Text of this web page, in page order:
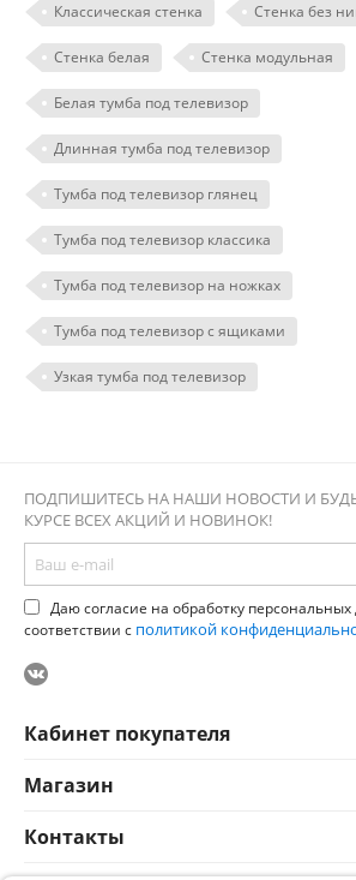
Классическая стенка Стенка без
Стенка белая Стенка модульная
Белая тумба под телевизор
Длинная тумба под телевизор
Тумба под телевизор глянец
Тумба под телевизор классика
Тумба под телевизор на ножках
Тумба под телевизор с ящиками
Узкая тумба под телевизор
ПОДПИШИТЕСЬ НА НАШИ НОВОСТИ И
КУРСЕ ВСЕХ АКЦИЙ И НОВИНОК!
Даю согласие на обработку
соответствии с политикой
Кабинет покупателя
Магазин
Контакты